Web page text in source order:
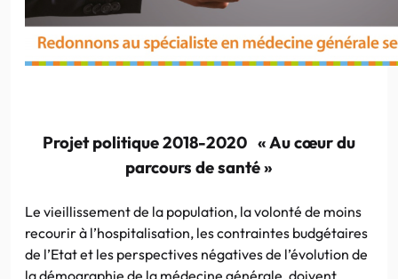
Projet politique 2018-2020 « Au cœur du
parcours de santé »
Le vieillissement de la population, la volonté de moins
recourir à l’hospitalisation, les contraintes budgétaires
de l’Etat et les perspectives négatives de l’évolution de
la démographie de la médecine générale, doivent